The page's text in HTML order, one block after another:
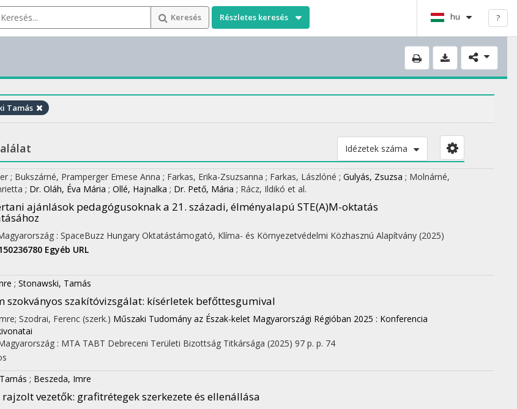
Keresés Részletes keresés hu ?
Tamás
Idézetek száma
; Bukszárné, Pramperger Emese Anna ; Farkas, Erika-Zsuzsanna ; Farkas, Lászlóné ; Gulyás, Zsuzsa ; Molnárné,
; Dr. Oláh, Éva Mária ; Ollé, Hajnalka ; Dr. Pető, Mária ; Rácz, Ildikó et al.
ajánlások pedagógusoknak a 21. századi, élményalapú STE(A)M-oktatás
: SpaceBuzz Hungary Oktatástámogató, Klíma- és Környezetvédelmi Közhasznú Alapítvány (2025)
Egyéb URL
; Stonawski, Tamás
szokványos szakítóvizsgálat: kísérletek befőttesgumival
Szodrai, Ferenc (szerk.) Műszaki Tudomány az Észak-kelet Magyarországi Régióban 2025 : Konferencia
: MTA TABT Debreceni Területi Bizottság Titkársága (2025) 97 p. p. 74
; Beszeda, Imre
vezetők: grafitrétegek szerkezete és ellenállása